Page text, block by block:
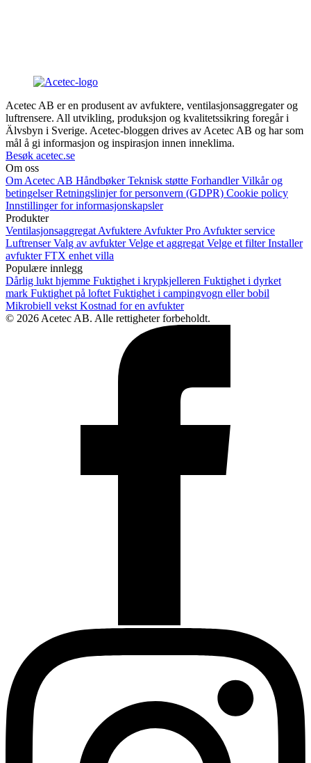
Acetec AB er en produsent av avfuktere, ventilasjonsaggregater og
luftrensere. All utvikling, produksjon og kvalitetssikring foregår i
Älvsbyn i Sverige. Acetec-bloggen drives av Acetec AB og har som
mål å gi informasjon og inspirasjon innen inneklima.
Besøk acetec.se
Om oss
Om Acetec AB HåndbøkerTeknisk støtte ForhandlerVilkår og
betingelserRetningslinjer for personvern (GDPR) Cookie policy
Innstillinger for informasjonskapsler
Produkter
Ventilasjonsaggregat Avfuktere Avfukter Pro Avfukter service
LuftrenserValg av avfukterVelge et aggregat Velge et filterInstaller
avfukterFTX enhet villa
Populære innlegg
Dårlig lukt hjemme Fuktighet i krypkjelleren Fuktighet i dyrket
mark Fuktighet på loftet Fuktighet i campingvogn eller bobil
Mikrobiell vekst Kostnad for en avfukter
© 2026 Acetec AB. Alle rettigheter forbeholdt.